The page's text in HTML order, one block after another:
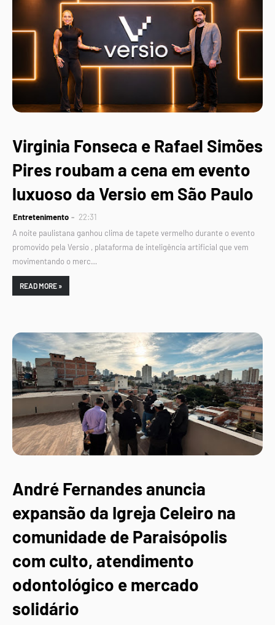
Virginia Fonseca e Rafael Simões
Pires roubam a cena em evento
luxuoso da Versio em São Paulo
Entretenimento
22:31
A noite paulistana ganhou clima de tapete vermelho durante o evento
promovido pela Versio , plataforma de inteligência artificial que vem
movimentando o merc…
READ MORE »
André Fernandes anuncia
expansão da Igreja Celeiro na
comunidade de Paraisópolis
com culto, atendimento
odontológico e mercado
solidário